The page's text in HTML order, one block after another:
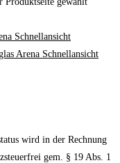
Schnellansicht
Schnellansicht
wird in der Rechnung
gem. § 19 Abs. 1